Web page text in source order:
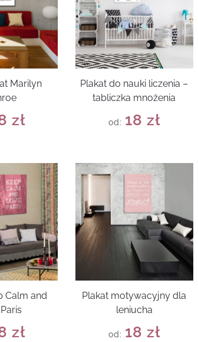
Marilyn
zł
Plakat do nauki liczenia –
tabliczka mnożenia
od: 18 zł
Calm and
zł
Plakat motywacyjny dla
leniucha
od: 18 zł